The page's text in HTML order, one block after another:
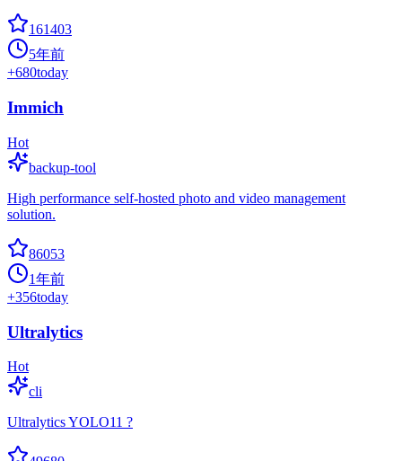
161403
5年前
+680today
Immich
Hot
backup-tool
High performance self-hosted photo and video management
solution.
86053
1年前
+356today
Ultralytics
Hot
cli
Ultralytics YOLO11 ?